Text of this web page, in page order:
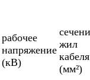
рабочее
напряжение
(кВ)
жил
кабеля
(мм²)